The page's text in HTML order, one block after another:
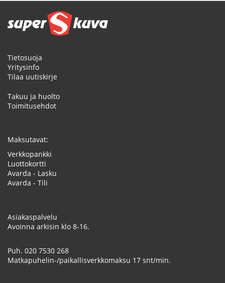
Tietosuoja
Yritysinfo
Tilaa uutiskirje
Takuu ja huolto
Toimitusehdot
Maksutavat:
Verkkopankki
Luottokortti
Avarda - Lasku
Avarda - Tili
Asiakaspalvelu
Avoinna arkisin klo 8-16.
Puh. 020 7530 268
Matkapuhelin-/paikallisverkkomaksu 17 snt/min.